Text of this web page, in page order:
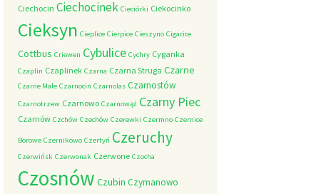
Ciechocin Ciechocinek Cieciórki Ciekocinko
Cieksyn Cieplice Cierpice Cieszyno Cigacice
Cottbus Criewen Cybulice Cychry Cyganka
Czaplin Czaplinek Czarna Czarna Struga Czarne
Czarne Małe Czarnocin Czarnolas Czarnostów
Czarnotrzew Czarnowo Czarnowąż Czarny Piec
Czarnów Czchów Czechów Czerewki Czermno Czernice
Borowe Czernikowo Czertyń Czeruchy
Czerwińsk Czerwonak Czerwone Czocha
Czosnów Czubin Czymanowo